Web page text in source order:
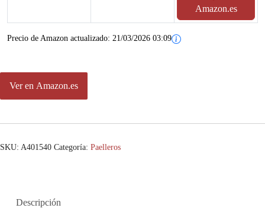
Amazon.es
Precio de Amazon actualizado: 21/03/2026 03:09
Ver en Amazon.es
SKU: A401540 Categoría: Paelleros
Descripción